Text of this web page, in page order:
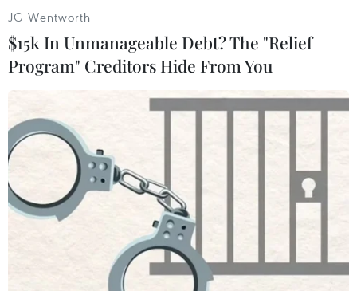
Đại giáo chủ Ali Khamenei. (Nguồn: AFP/TTXVN)
Ngày 18/2, Lãnh tụ tối cao Iran Ali Khamenei
tuyên bố Tehran có thể đáp trả các biện pháp
trừng phạt của Phương Tây bằng việc ngừng
xuất khẩu khí đốt tự nhiên tới những nước này.
JG Wentworth
$15k In Unmanageable Debt? The "Relief
Program" Creditors Hide From You